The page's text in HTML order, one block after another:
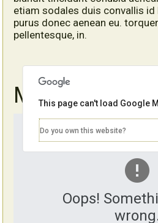
etiam sodales duis convallis
purus donec aenean eu.
pellentesque, in.
Mapas
Oops!
This page can't load Google
Do you own this website?